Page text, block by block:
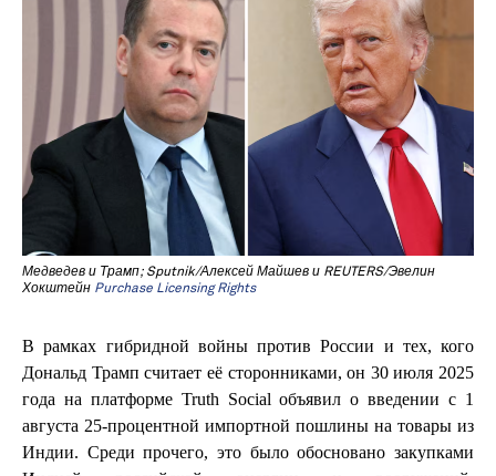
Медведев и Трамп; Sputnik/Алексей Майшев и REUTERS/Эвелин
Хокштейн Purchase Licensing Rights
В рамках гибридной войны против России и тех, кого
Дональд Трамп считает её сторонниками, он 30 июля 2025
года на платформе Truth Social объявил о введении с 1
августа 25-процентной импортной пошлины на товары из
Индии. Среди прочего, это было обосновано закупками